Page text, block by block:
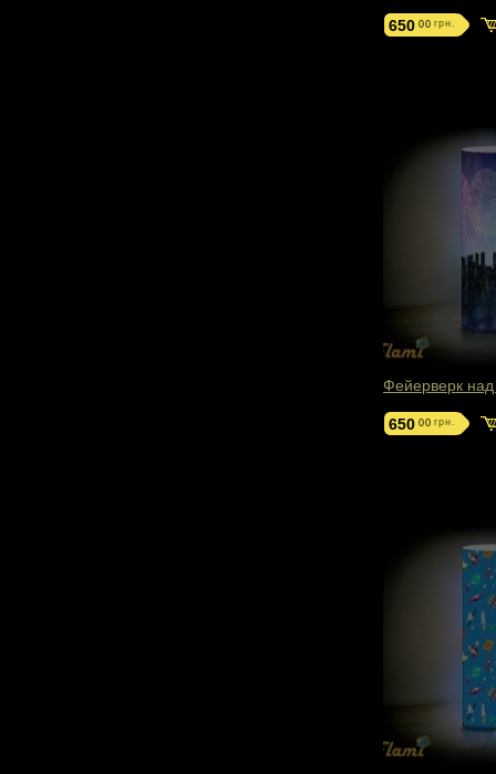
650 00 грн.
Фейерверк
650 00 грн.